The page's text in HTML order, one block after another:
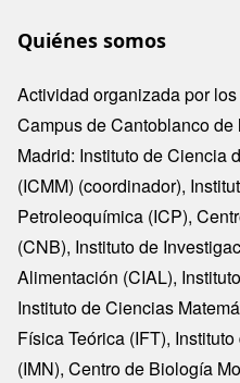
Quiénes somos
Actividad organizada por
Campus de Cantoblanco
Madrid: Instituto de Ciencia
(ICMM) (coordinador),
Petroleoquímica (ICP),
(CNB), Instituto de
Alimentación (CIAL),
Instituto de Ciencias
Física Teórica (IFT),
(IMN), Centro de Biología